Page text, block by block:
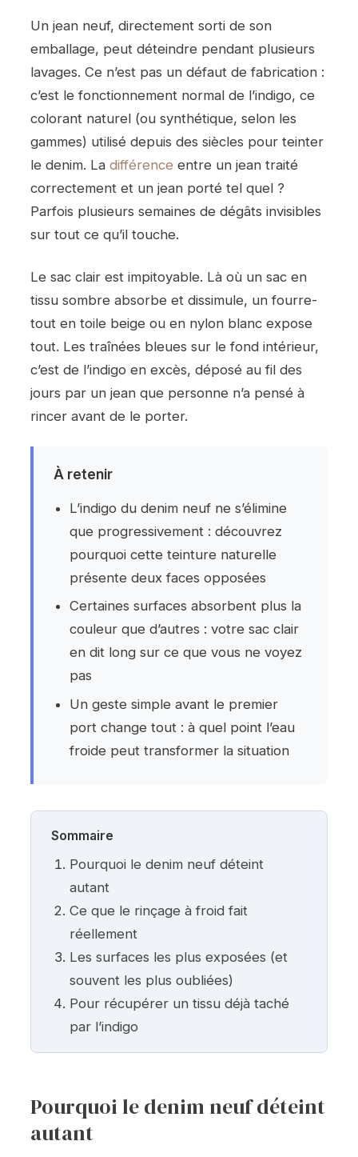
Un jean neuf, directement sorti de son
emballage, peut déteindre pendant plusieurs
lavages. Ce n’est pas un défaut de fabrication :
c’est le fonctionnement normal de l’indigo, ce
colorant naturel (ou synthétique, selon les
gammes) utilisé depuis des siècles pour teinter
le denim. La différence entre un jean traité
correctement et un jean porté tel quel ?
Parfois plusieurs semaines de dégâts invisibles
sur tout ce qu’il touche.
Le sac clair est impitoyable. Là où un sac en
tissu sombre absorbe et dissimule, un fourre-
tout en toile beige ou en nylon blanc expose
tout. Les traînées bleues sur le fond intérieur,
c’est de l’indigo en excès, déposé au fil des
jours par un jean que personne n’a pensé à
rincer avant de le porter.
À retenir
L’indigo du denim neuf ne s’élimine
que progressivement : découvrez
pourquoi cette teinture naturelle
présente deux faces opposées
Certaines surfaces absorbent plus la
couleur que d’autres : votre sac clair
en dit long sur ce que vous ne voyez
pas
Un geste simple avant le premier
port change tout : à quel point l’eau
froide peut transformer la situation
Sommaire
Pourquoi le denim neuf déteint
autant
Ce que le rinçage à froid fait
réellement
Les surfaces les plus exposées (et
souvent les plus oubliées)
Pour récupérer un tissu déjà taché
par l’indigo
Pourquoi le denim neuf déteint
autant